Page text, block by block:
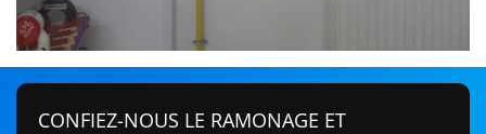
CONFIEZ-NOUS LE RAMONAGE ET